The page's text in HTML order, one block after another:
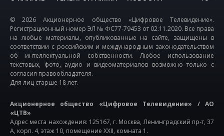
© 2026 Акционерное общество «Цифровое Телевидение».
Регистрационный номер ЭЛ № ФС77-79453 от 02.11.2020. Все права
на любые материалы, опубликованные на сайте, защищены в
соответствии с российским и международным законодательством
об интеллектуальной собственности. Любое использование
текстовых, фото, аудио и видеоматериалов возможно только с
согласия правообладателя.
Для лиц старше 18 лет.
Акционерное общество «Цифровое Телевидение» / АО
«ЦТВ»
Адрес места нахождения: 125167, г. Москва, Ленинградский пр-т, 37
А, корп. 4, этаж 10, помещение XXII, комната 1.